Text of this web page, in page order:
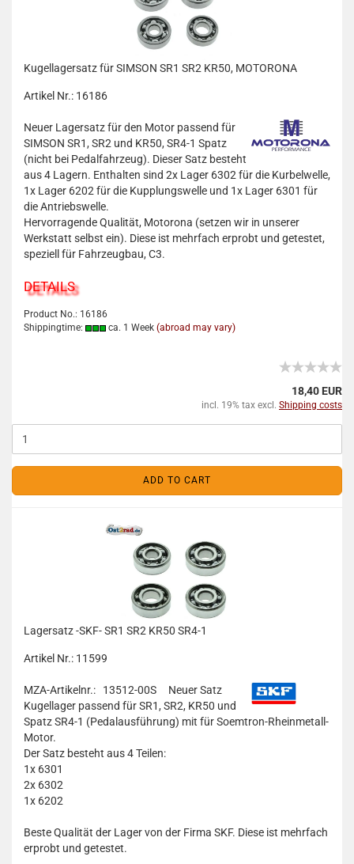
Kugellagersatz für SIMSON SR1 SR2 KR50, MOTORONA
Artikel Nr.: 16186
Neuer Lagersatz für den Motor passend für
SIMSON SR1, SR2 und KR50, SR4-1 Spatz
(nicht bei Pedalfahrzeug). Dieser Satz besteht
aus 4 Lagern. Enthalten sind 2x Lager 6302 für die Kurbelwelle,
1x Lager 6202 für die Kupplungswelle und 1x Lager 6301 für
die Antriebswelle.
Hervorragende Qualität, Motorona (setzen wir in unserer
Werkstatt selbst ein). Diese ist mehrfach erprobt und getestet,
speziell für Fahrzeugbau, C3.
DETAILS
Product No.: 16186
Shippingtime:
ca. 1 Week (abroad may vary)
18,40 EUR
incl. 19% tax excl. Shipping costs
ADD TO CART
Lagersatz -SKF- SR1 SR2 KR50 SR4-1
Artikel Nr.: 11599
MZA-Artikelnr.: 13512-00S
Neuer Satz
Kugellager passend für SR1, SR2, KR50 und
Spatz SR4-1 (Pedalausführung) mit für Soemtron-Rheinmetall-
Motor.
Der Satz besteht aus 4 Teilen:
1x 6301
2x 6302
1x 6202
Beste Qualität der Lager von der Firma SKF. Diese ist mehrfach
erprobt und getestet.